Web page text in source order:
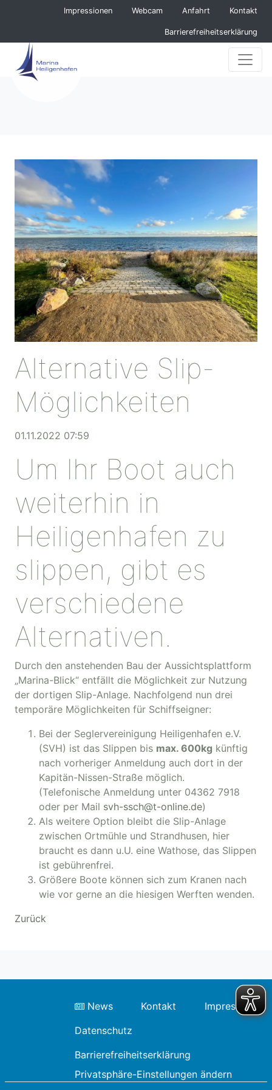
Navigation überspringen
Impressionen Webcam Anfahrt Kontakt
Barrierefreiheitserklärung
Alternative Slip-
Möglichkeiten
01.11.2022 07:59
Um Ihr Boot auch
weiterhin in
Heiligenhafen zu
slippen, gibt es
verschiedene
Alternativen.
Durch den anstehenden Bau der Aussichtsplattform
„Marina-Blick“ entfällt die Möglichkeit zur Nutzung
der dortigen Slip-Anlage. Nachfolgend nun drei
temporäre Möglichkeiten für Schiffseigner:
Bei der Seglervereinigung Heiligenhafen e.V.
(SVH) ist das Slippen bis max. 600kg künftig
nach vorheriger Anmeldung auch dort in der
Kapitän-Nissen-Straße möglich.
(Telefonische Anmeldung unter 04362 7918
oder per Mail svh-ssch@t-online.de)
Als weitere Option bleibt die Slip-Anlage
zwischen Ortmühle und Strandhusen, hier
braucht es dann u.U. eine Wathose, das Slippen
ist gebührenfrei.
Größere Boote können sich zum Kranen nach
wie vor gerne an die hiesigen Werften wenden.
Zurück
News Kontakt
Impressum
Datenschutz
Barrierefreiheitserklärung
Privatsphäre-Einstellungen ändern